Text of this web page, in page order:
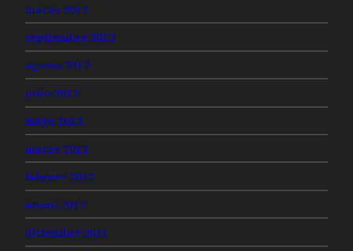
marzo 2013
septiembre 2012
agosto 2012
julio 2012
mayo 2012
marzo 2012
febrero 2012
enero 2012
diciembre 2011